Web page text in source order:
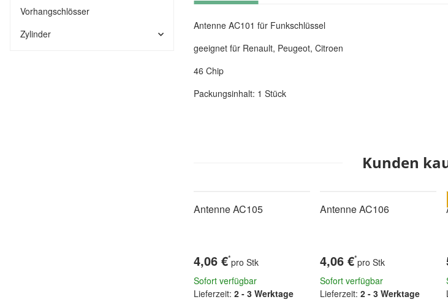
Antenne AC101 für Funkschlüssel
geeignet für Renault, Peugeot, Citroen
46 Chip
Packungsinhalt: 1 Stück
Kunden
Antenne AC105
4,06 €*pro Stk
Sofort verfügbar
Lieferzeit: 2 - 3 Werktage
Antenne AC106
4,06 €*pro Stk
Sofort verfügbar
Lieferzeit: 2 - 3 Werktage
Vorhangschlösser
Zylinder